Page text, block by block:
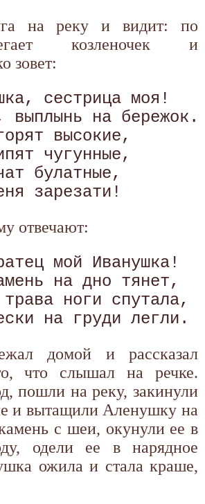
на реку и видит: по
козленочек и
зовет:
сестрица моя!
выплынь на бережок.
высокие,
чугунные,
булатные,
отвечают:
мой Иванушка!
на дно тянет,
ноги спутала,
домой и рассказал
что слышал на речке.
пошли на реку, закинули
и вытащили Аленушку на
с шеи, окунули ее в
одели ее в нарядное
ожила и стала краше,